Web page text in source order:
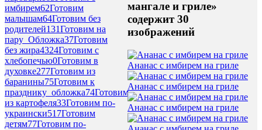
имбирем62Готовим
малышам64Готовим без
родителей131Готовим на
пару_Обложка37Готовим
без жира4324Готовим с
хлебопечью0Готовим в
духовке277Готовим из
баранины75Готовим к
празднику_обложка74Готовим
из картофеля33Готовим по-
украински517Готовим
детям77Готовим по-
мангале и гриле»
содержит 30
изображений
Ананас с имбирем на гриле
Ананас с имбирем на гриле
Ананас с имбирем на гриле